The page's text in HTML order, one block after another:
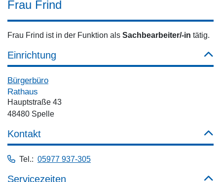
Frau Frind
Frau Frind ist in der Funktion als Sachbearbeiter/-in tätig.
Einrichtung
Bürgerbüro
Rathaus
Hauptstraße 43
48480 Spelle
Kontakt
Tel.: 05977 937-305
Servicezeiten